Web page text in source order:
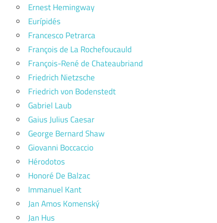
Ernest Hemingway
Eurípidés
Francesco Petrarca
François de La Rochefoucauld
François-René de Chateaubriand
Friedrich Nietzsche
Friedrich von Bodenstedt
Gabriel Laub
Gaius Julius Caesar
George Bernard Shaw
Giovanni Boccaccio
Hérodotos
Honoré De Balzac
Immanuel Kant
Jan Amos Komenský
Jan Hus